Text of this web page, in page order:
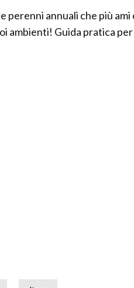
perenni annuali che più ami
ambienti! Guida pratica